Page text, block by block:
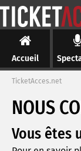
Accueil
TicketAcces.net
NOUS
Vous êtes